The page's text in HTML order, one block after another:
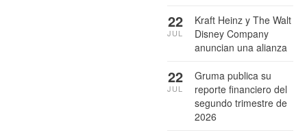
Kraft Heinz y The Walt
Disney Company
anuncian una alianza
22
JUL
Gruma publica su
reporte financiero del
segundo trimestre de
2026
22
JUL